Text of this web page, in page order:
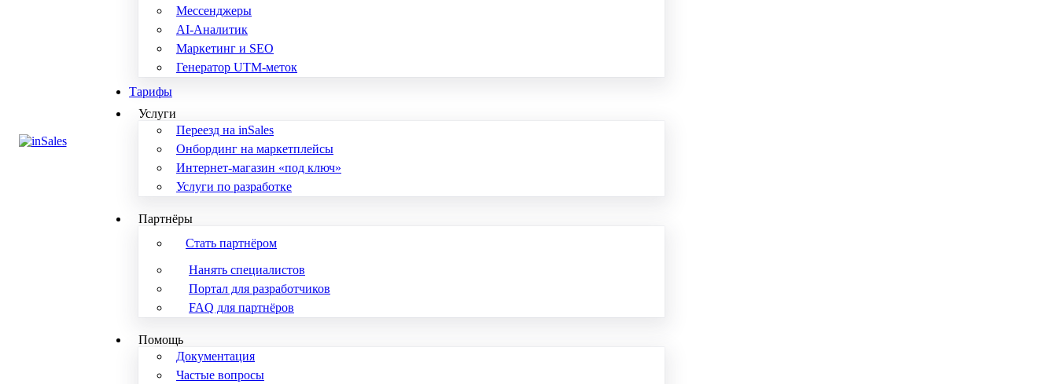
Мессенджеры
AI-Аналитик
Маркетинг и SEO
Генератор UTM-меток
Тарифы
Услуги
Переезд на inSales
Онбординг на маркетплейсы
Интернет-магазин «под ключ»
Услуги по разработке
Партнёры
Стать партнёром
Нанять специалистов
Портал для разработчиков
FAQ для партнёров
Помощь
Документация
Частые вопросы